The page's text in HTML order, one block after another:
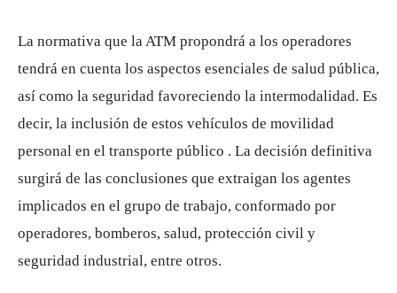
La normativa que la ATM propondrá a los operadores
tendrá en cuenta los aspectos esenciales de salud pública,
así como la seguridad favoreciendo la intermodalidad. Es
decir, la inclusión de estos vehículos de movilidad
personal en el transporte público . La decisión definitiva
surgirá de las conclusiones que extraigan los agentes
implicados en el grupo de trabajo, conformado por
operadores, bomberos, salud, protección civil y
seguridad industrial, entre otros.